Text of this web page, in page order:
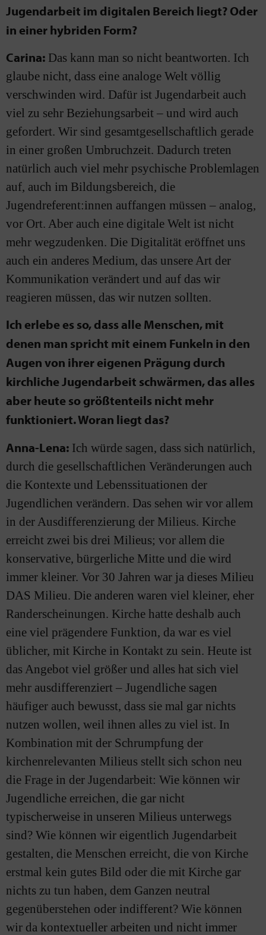
Jugendarbeit im digitalen Bereich liegt? Oder
in einer hybriden Form?
Carina: Das kann man so nicht beantworten. Ich
glaube nicht, dass eine analoge Welt völlig
verschwinden wird. Dafür ist Jugendarbeit auch
viel zu sehr Beziehungsarbeit – und wird auch
gefordert. Wir sind gesamtgesellschaftlich gerade
in einer großen Umbruchzeit. Dadurch treten
natürlich auch viel mehr psychische Problemlagen
auf, auch im Bildungsbereich, die
Jugendreferent:innen auffangen müssen – analog,
vor Ort. Aber auch eine digitale Welt ist nicht
mehr wegzudenken. Die Digitalität eröffnet uns
auch ein anderes Medium, das unsere Art der
Kommunikation verändert und auf das wir
reagieren müssen, das wir nutzen sollten.
Ich erlebe es so, dass alle Menschen, mit
denen man spricht mit einem Funkeln in den
Augen von ihrer eigenen Prägung durch
kirchliche Jugendarbeit schwärmen, das alles
aber heute so größtenteils nicht mehr
funktioniert. Woran liegt das?
Anna-Lena: Ich würde sagen, dass sich natürlich,
durch die gesellschaftlichen Veränderungen auch
die Kontexte und Lebenssituationen der
Jugendlichen verändern. Das sehen wir vor allem
in der Ausdifferenzierung der Milieus. Kirche
erreicht zwei bis drei Milieus; vor allem die
konservative, bürgerliche Mitte und die wird
immer kleiner. Vor 30 Jahren war ja dieses Milieu
DAS Milieu. Die anderen waren viel kleiner, eher
Randerscheinungen. Kirche hatte deshalb auch
eine viel prägendere Funktion, da war es viel
üblicher, mit Kirche in Kontakt zu sein. Heute ist
das Angebot viel größer und alles hat sich viel
mehr ausdifferenziert – Jugendliche sagen
häufiger auch bewusst, dass sie mal gar nichts
nutzen wollen, weil ihnen alles zu viel ist. In
Kombination mit der Schrumpfung der
kirchenrelevanten Milieus stellt sich schon neu
die Frage in der Jugendarbeit: Wie können wir
Jugendliche erreichen, die gar nicht
typischerweise in unseren Milieus unterwegs
sind? Wie können wir eigentlich Jugendarbeit
gestalten, die Menschen erreicht, die von Kirche
erstmal kein gutes Bild oder die mit Kirche gar
nichts zu tun haben, dem Ganzen neutral
gegenüberstehen oder indifferent? Wie können
wir da kontextueller arbeiten und nicht immer